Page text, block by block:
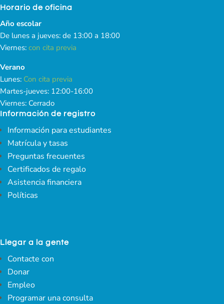
Horario de oficina
Año escolar
De lunes a jueves: de 13:00 a 18:00
Viernes: con cita previa
Verano
Lunes: Con cita previa
Martes-jueves: 12:00-16:00
Viernes: Cerrado
Información de registro
Información para estudiantes
Matrícula y tasas
Preguntas frecuentes
Certificados de regalo
Asistencia financiera
Políticas
Llegar a la gente
Contacte con
Donar
Empleo
Programar una consulta